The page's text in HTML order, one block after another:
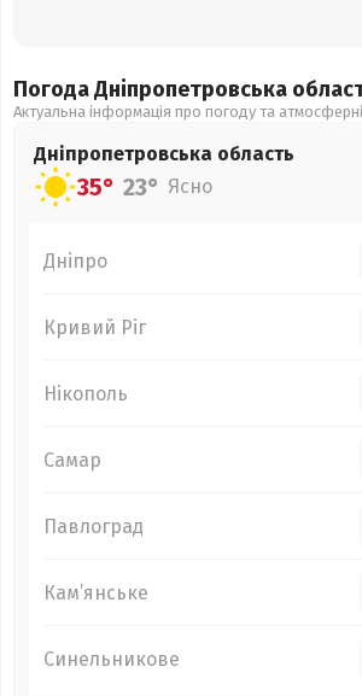
Погода Дніпропетровська
Актуальна інформація про погоду та
Дніпропетровська область
35° 23° Ясно
Дніпро
Кривий Ріг
Нікополь
Самар
Павлоград
Кам’янське
Синельникове